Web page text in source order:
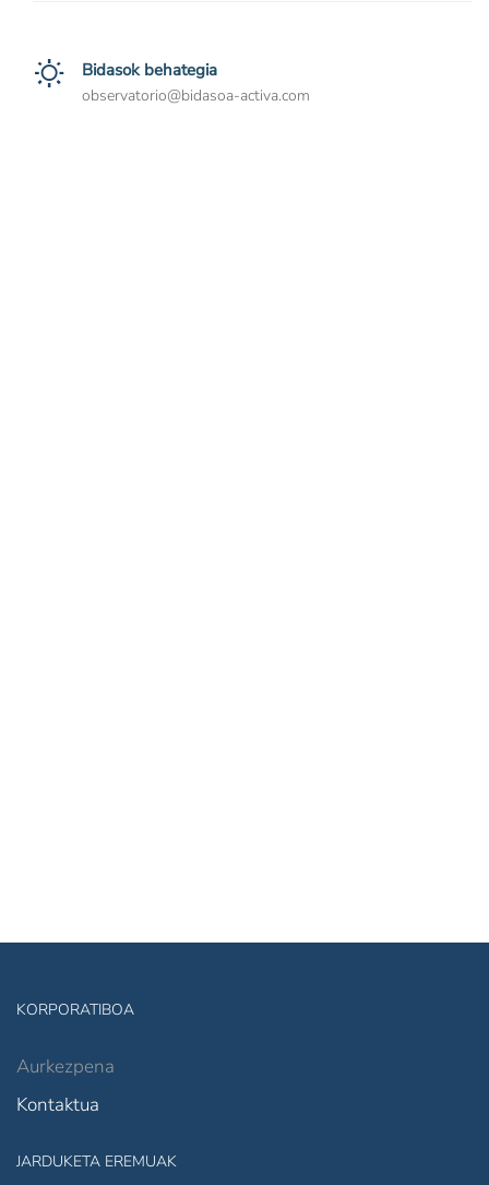
Bidasok behategia
observatorio@bidasoa-activa.com
KORPORATIBOA
Aurkezpena
Kontaktua
JARDUKETA EREMUAK